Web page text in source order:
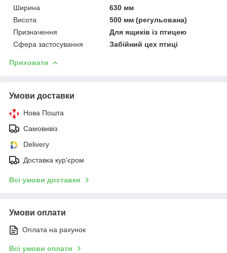
Ширина
630 мм
Висота
500 мм (регульована)
Призначення
Для ящиків із птицею
Сфера застосування
Забійний цех птиці
Приховати
Умови доставки
Нова Пошта
Самовивіз
Delivery
Доставка кур'єром
Всі умови доставки
Умови оплати
Оплата на рахунок
Всі умови оплати